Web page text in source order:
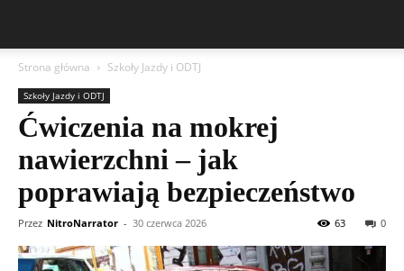
Strona główna Szkoły Jazdy i ODTJ
Szkoły Jazdy i ODTJ
Ćwiczenia na mokrej
nawierzchni – jak
poprawiają bezpieczeństwo
Przez NitroNarrator - 30 czerwca 2026 0
63